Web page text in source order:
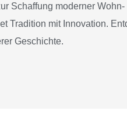
Schaffung moderner
Tradition mit Innovation.
Geschichte.